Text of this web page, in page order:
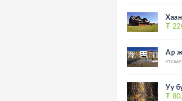
₮
Ар
Уу
₮